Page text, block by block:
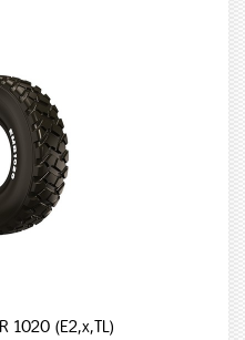
1020 (E2,x,TL)